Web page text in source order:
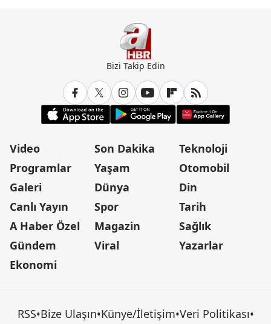
Bizi Takip Edin
Video
Programlar
Galeri
Canlı Yayın
A Haber Özel
Gündem
Ekonomi
Son Dakika
Yaşam
Dünya
Spor
Magazin
Viral
Teknoloji
Otomobil
Din
Tarih
Sağlık
Yazarlar
RSS•Bize Ulaşın•Künye/İletişim•Veri Politikası•